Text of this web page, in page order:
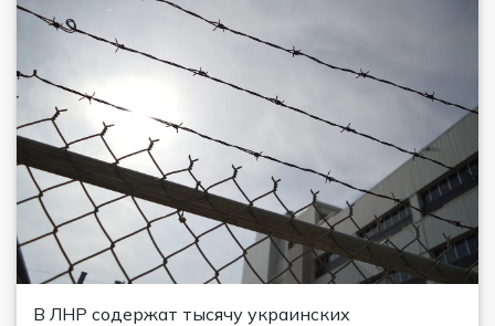
В ЛНР содержат тысячу украинских